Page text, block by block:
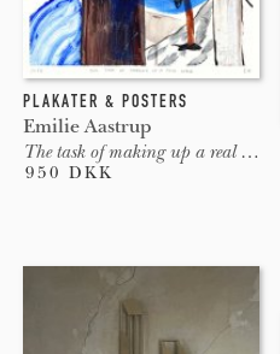
PLAKATER & POSTERS
Emilie Aastrup
The task of making up a real world
950 DKK